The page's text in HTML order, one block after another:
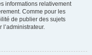
informations relativement
Comme pour les
de publier des sujets